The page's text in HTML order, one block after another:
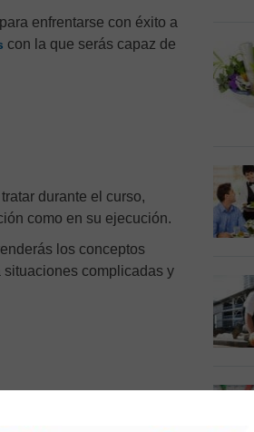
enfrentarse con éxito a
con la que serás capaz de
durante el curso,
como en su ejecución.
los conceptos
situaciones complicadas y
saber hacer un